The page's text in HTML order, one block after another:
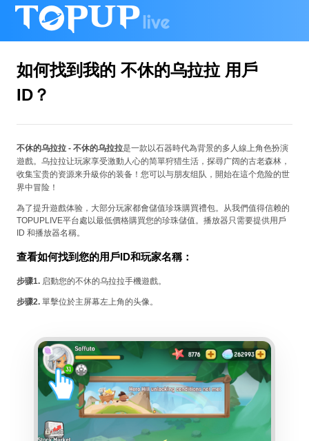
如何找到我的 不休的乌拉拉 用戶
ID？
不休的乌拉拉 - 不休的乌拉拉是一款以石器時代為背景的多人線上角色扮演
遊戲。乌拉拉让玩家享受激動人心的简單狩猎生活，探尋广阔的古老森林，
收集宝贵的资源来升級你的装备！您可以与朋友组队，開始在這个危险的世
界中冒险！
為了提升遊戲体验，大部分玩家都會儲值珍珠購買禮包。从我們值得信赖的
TOPUPLIVE平台處以最低價格購買您的珍珠儲值。播放器只需要提供用戶
ID 和播放器名稱。
查看如何找到您的用戶ID和玩家名稱：
步骤1. 启動您的不休的乌拉拉手機遊戲。
步骤2. 單擊位於主屏幕左上角的头像。